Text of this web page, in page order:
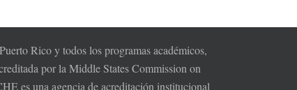
Rico y todos los programas académicos,
por la Middle States Commission on
es una agencia de acreditación institucional